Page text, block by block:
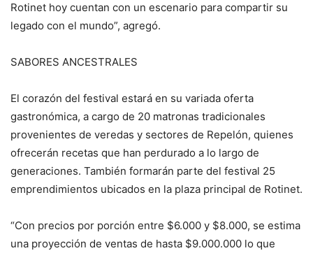
Rotinet hoy cuentan con un escenario para compartir su
legado con el mundo”, agregó.
SABORES ANCESTRALES
El corazón del festival estará en su variada oferta
gastronómica, a cargo de 20 matronas tradicionales
provenientes de veredas y sectores de Repelón, quienes
ofrecerán recetas que han perdurado a lo largo de
generaciones. También formarán parte del festival 25
emprendimientos ubicados en la plaza principal de Rotinet.
“Con precios por porción entre $6.000 y $8.000, se estima
una proyección de ventas de hasta $9.000.000 lo que